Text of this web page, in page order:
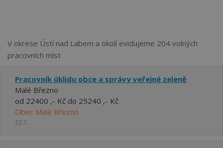
V okrese Ústí nad Labem a okolí evidujeme 204 volných
pracovních míst
Pracovník úklidu obce a správy veřejné zeleně
Malé Březno
od 22400 ,- Kč do 25240 ,- Kč
Obec Malé Březno
22.7.